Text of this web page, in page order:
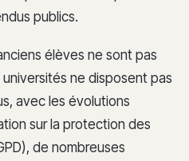
publics.
élèves ne sont pas
ne disposent pas
avec les évolutions
sur la protection des
de nombreuses